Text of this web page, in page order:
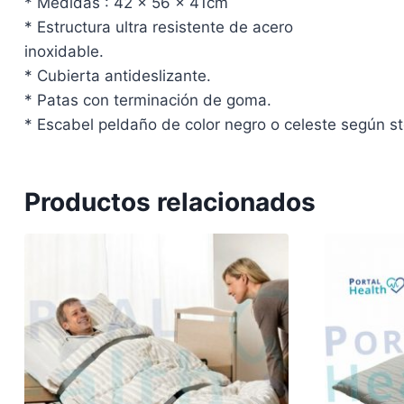
* Estructura ultra resistente de acero
inoxidable.
* Cubierta antideslizante.
* Patas con terminación de goma.
* Escabel peldaño de color negro o celeste según
Productos relacionados